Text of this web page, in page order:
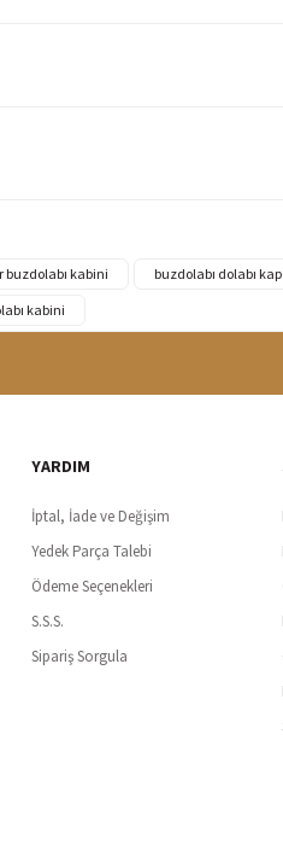
buzdolabı kabini buzdolabı dolabı
kabini
ödeme ile bilgileriniz güvende
YARDIM
İptal, İade ve Değişim
Yedek Parça Talebi
Ödeme Seçenekleri
S.S.S.
Sipariş Sorgula